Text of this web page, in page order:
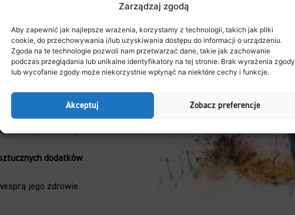
Zarządzaj zgodą
Aby zapewnić jak najlepsze wrażenia, korzystamy z technologii, takich jak pliki
cookie, do przechowywania i/lub uzyskiwania dostępu do informacji o urządzeniu.
Zgoda na te technologie pozwoli nam przetwarzać dane, takie jak zachowanie
podczas przeglądania lub unikalne identyfikatory na tej stronie. Brak wyrażenia zgody
lub wycofanie zgody może niekorzystnie wpłynąć na niektóre cechy i funkcje.
Akceptuj Zobacz preferencje
żołądkiem.
wszystkie wartości.
pokarmowym.
dodatków
jego zdrowie.